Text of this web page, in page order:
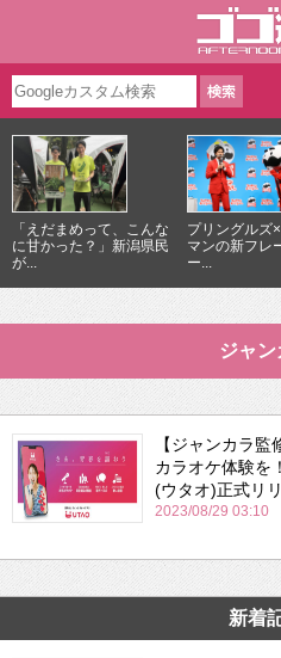
「えだまめって、こんな
に甘かった？」新潟県民
が...
プリングルズ
マンの新フレ
ー...
ジャン
【ジャンカラ
カラオケ体験を
(ウタオ)正式リ
2023/08/29 03:10
新着